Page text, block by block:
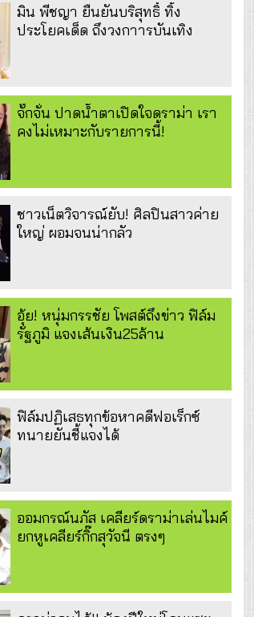
มิน พีชญา ยืนยันบริสุทธิ์ ทิ้ง
ประโยคเด็ด ถึงวงกาารบันเทิง
จั๊กจั่น ปาดน้ำตาเปิดใจดราม่า เรา
คงไม่เหมาะกับรายการนี้!
ชาวเน็ตวิจารณ์ยับ! ศิลปินสาวค่าย
ใหญ่ ผอมจนน่ากลัว
อุ้ย! หนุ่มกรรชัย โพสต์ถึงข่าว ฟิล์ม
รัฐภูมิ แจงเส้นเงิน25ล้าน
ฟิล์มปฏิเสธทุกข้อหาคดีฟอเร็กซ์
ทนายยันชี้แจงได้
ออมกรณ์นภัส เคลียร์ดราม่าเล่นไมค์
ยกหูเคลียร์กิ๊กสุวัจนี ตรงๆ